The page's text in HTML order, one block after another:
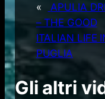
«
APULIA
– THE GOOD
ITALIAN LIFE
PUGLIA
Gli altri